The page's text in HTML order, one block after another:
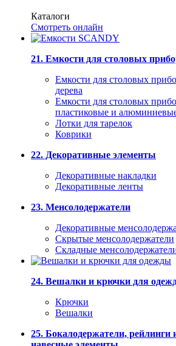
Каталоги
Смотреть онлайн
21. Емкости для столовых
Емкости для столовых
дерева
Емкости для столовых
пластиковые и
Лотки для тарелок
Коврики
22. Декоративные элементы
Декоративные накладки
Декоративные ленты
23. Менсолодержатели
Декоративные
Скрытые менсолодержатели
Складные
24. Вешалки и крючки для
Крючки
Вешалки
25. Бокалодержатели, рейлинги